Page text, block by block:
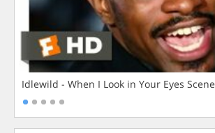
Idlewild - When I Look in Your Eyes Scene